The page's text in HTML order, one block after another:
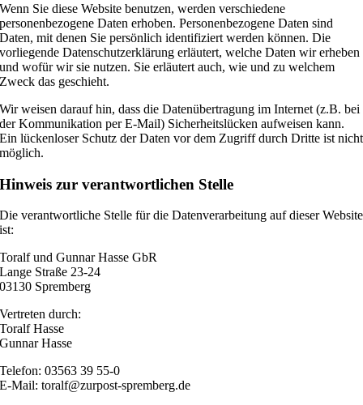
Wenn Sie diese Website benutzen, werden verschiedene
personenbezogene Daten erhoben. Personenbezogene Daten sind
Daten, mit denen Sie persönlich identifiziert werden können. Die
vorliegende Datenschutzerklärung erläutert, welche Daten wir erheben
und wofür wir sie nutzen. Sie erläutert auch, wie und zu welchem
Zweck das geschieht.
Wir weisen darauf hin, dass die Datenübertragung im Internet (z.B. bei
der Kommunikation per E-Mail) Sicherheitslücken aufweisen kann.
Ein lückenloser Schutz der Daten vor dem Zugriff durch Dritte ist nicht
möglich.
Hinweis zur verantwortlichen Stelle
Die verantwortliche Stelle für die Datenverarbeitung auf dieser Website
ist:
Toralf und Gunnar Hasse GbR
Lange Straße 23-24
03130 Spremberg
Vertreten durch:
Toralf Hasse
Gunnar Hasse
Telefon: 03563 39 55-0
E-Mail: toralf@zurpost-spremberg.de